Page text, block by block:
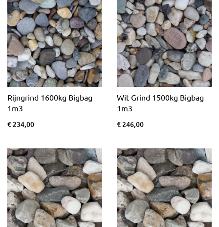
Rijngrind 1600kg Bigbag
1m3
€ 234,00
Wit Grind 1500kg Bigbag
1m3
€ 246,00